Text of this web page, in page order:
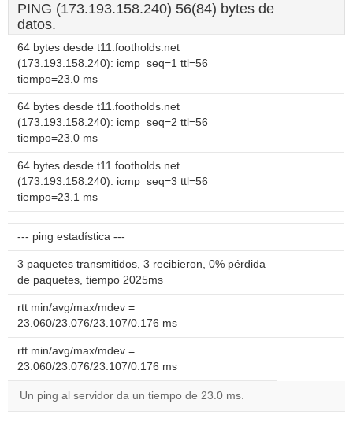
PING (173.193.158.240) 56(84) bytes de
datos.
64 bytes desde t11.footholds.net
(173.193.158.240): icmp_seq=1 ttl=56
tiempo=23.0 ms
64 bytes desde t11.footholds.net
(173.193.158.240): icmp_seq=2 ttl=56
tiempo=23.0 ms
64 bytes desde t11.footholds.net
(173.193.158.240): icmp_seq=3 ttl=56
tiempo=23.1 ms
--- ping estadística ---
3 paquetes transmitidos, 3 recibieron, 0% pérdida
de paquetes, tiempo 2025ms
rtt min/avg/max/mdev =
23.060/23.076/23.107/0.176 ms
rtt min/avg/max/mdev =
23.060/23.076/23.107/0.176 ms
Un ping al servidor da un tiempo de 23.0 ms.